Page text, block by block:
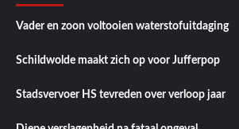
Vader en zoon voltooien waterstofuitdaging
Schildwolde maakt zich op voor Jufferpop
Stadsvervoer HS tevreden over verloop jaar